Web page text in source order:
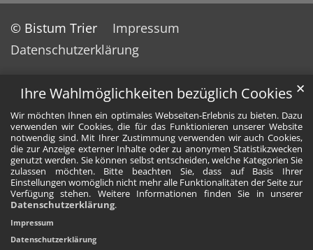
Ihre Wahlmöglichkeiten bezüglich Cookies
Wir möchten Ihnen ein optimales Webseiten-Erlebnis zu bieten. Dazu
verwenden wir Cookies, die für das Funktionieren unserer Website
notwendig sind. Mit Ihrer Zustimmung verwenden wir auch Cookies,
die zur Anzeige externer Inhalte oder zu anonymen Statistikzwecken
genutzt werden. Sie können selbst entscheiden, welche Kategorien Sie
zulassen möchten. Bitte beachten Sie, dass auf Basis Ihrer
Einstellungen womöglich nicht mehr alle Funktionalitäten der Seite zur
Verfügung stehen. Weitere Informationen finden Sie in unserer
Datenschutzerklärung.
✕
Impressum
Datenschutzerklärung
© Bistum Trier
Impressum
Datenschutzerklärung